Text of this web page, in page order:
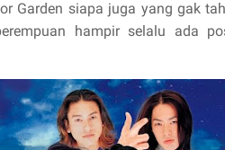
Garden siapa juga yang gak
hampir selalu ada